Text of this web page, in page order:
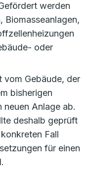
werden
Biomasseanlagen,
oder
vom Gebäude, der
bisherigen
neuen Anlage ab.
deshalb geprüft
Fall
für einen